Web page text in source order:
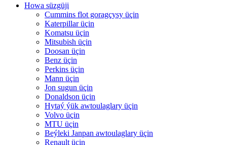
Howa süzgüji
Cummins flot goragçysy üçin
Katerpillar üçin
Komatsu üçin
Mitsubish üçin
Doosan üçin
Benz üçin
Perkins üçin
Mann üçin
Jon sugun üçin
Donaldson üçin
Hytaý ýük awtoulaglary üçin
Volvo üçin
MTU üçin
Beýleki Janpan awtoulaglary üçin
Renault üçin